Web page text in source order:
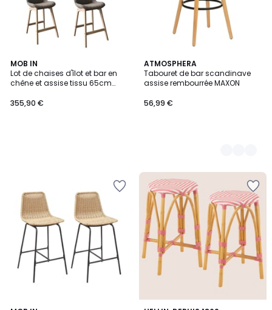
MOB IN
Lot de chaises d'îlot et bar en
chêne et assise tissu 65cm
355,90 €
ATMOSPHERA
Tabouret de bar scandinave
assise rembourrée MAXON
56,99 €
2
Couleurs